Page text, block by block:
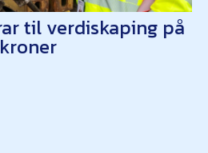
til verdiskaping på